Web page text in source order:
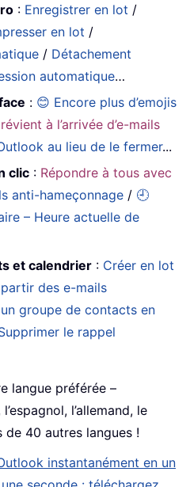
: Enregistrer en lot /
en lot /
/ Détachement
automatique…
: 😊 Encore plus d’emojis
à l’arrivée d’e-mails
au lieu de le fermer...
clic : Répondre à tous avec
anti-hameçonnage / 🕘
– Heure actuelle de
et calendrier : Créer en lot
des e-mails
groupe de contacts en
le rappel
langue préférée –
l’allemand, le
40 autres langues !
instantanément en un